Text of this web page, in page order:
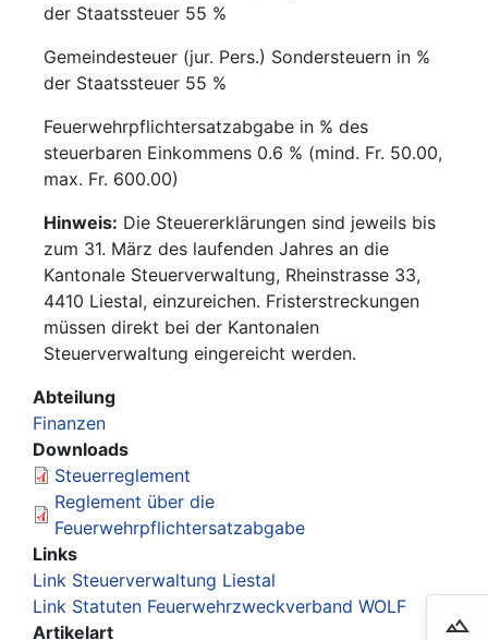
landscape
der Staatssteuer 55 %
Gemeindesteuer (jur. Pers.) Sondersteuern in %
der Staatssteuer 55 %
Feuerwehrpflichtersatzabgabe in % des
steuerbaren Einkommens 0.6 % (mind. Fr. 50.00,
max. Fr. 600.00)
Hinweis: Die Steuererklärungen sind jeweils bis
zum 31. März des laufenden Jahres an die
Kantonale Steuerverwaltung, Rheinstrasse 33,
4410 Liestal, einzureichen. Fristerstreckungen
müssen direkt bei der Kantonalen
Steuerverwaltung eingereicht werden.
Abteilung
Finanzen
Downloads
Steuerreglement
Reglement über die
Feuerwehrpflichtersatzabgabe
Links
Link Steuerverwaltung Liestal
Link Statuten Feuerwehrzweckverband WOLF
Artikelart